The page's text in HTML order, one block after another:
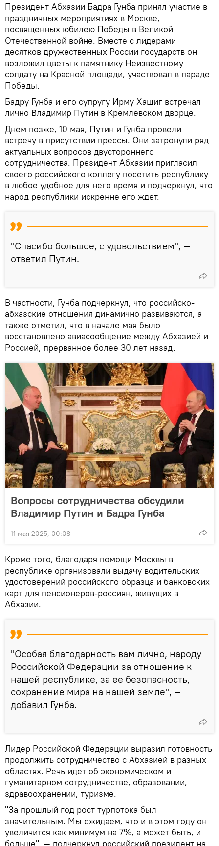
Президент Абхазии Бадра Гунба принял участие в
праздничных мероприятиях в Москве,
посвященных юбилею Победы в Великой
Отечественной войне. Вместе с лидерами
десятков дружественных России государств он
возложил цветы к памятнику Неизвестному
солдату на Красной площади, участвовал в параде
Победы.
Бадру Гунба и его супругу Ирму Хашиг встречал
лично Владимир Путин в Кремлевском дворце.
Днем позже, 10 мая, Путин и Гунба провели
встречу в присутствии прессы. Они затронули ряд
актуальных вопросов двустороннего
сотрудничества. Президент Абхазии пригласил
своего российского коллегу посетить республику
в любое удобное для него время и подчеркнул, что
народ республики искренне его ждет.
"Спасибо большое, с удовольствием", —
ответил Путин.
В частности, Гунба подчеркнул, что российско-
абхазские отношения динамично развиваются, а
также отметил, что в начале мая было
восстановлено авиасообщение между Абхазией и
Россией, прерванное более 30 лет назад.
Вопросы сотрудничества обсудили
Владимир Путин и Бадра Гунба
11 мая 2025, 00:08
Кроме того, благодаря помощи Москвы в
республике организовали выдачу водительских
удостоверений российского образца и банковских
карт для пенсионеров-россиян, живущих в
Абхазии.
"Особая благодарность вам лично, народу
Российской Федерации за отношение к
нашей республике, за ее безопасность,
сохранение мира на нашей земле", —
добавил Гунба.
Лидер Российской Федерации выразил готовность
продолжить сотрудничество с Абхазией в разных
областях. Речь идет об экономическом и
гуманитарном сотрудничестве, образовании,
здравоохранении, туризме.
"За прошлый год рост турпотока был
значительным. Мы ожидаем, что и в этом году он
увеличится как минимум на 7%, а может быть, и
больше", — подчеркнул российский президент на